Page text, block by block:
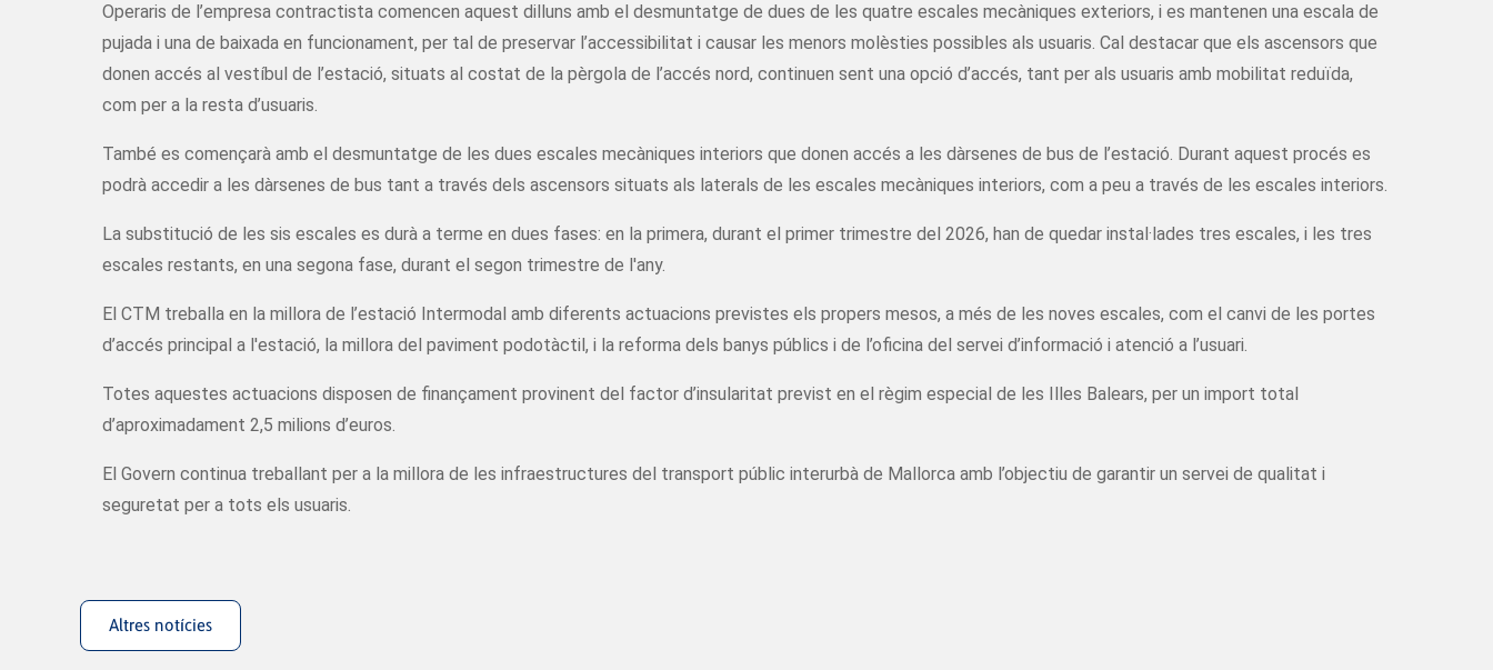
Operaris de l’empresa contractista comencen aquest dilluns amb el desmuntatge de dues de les quatre escales mecàniques exteriors, i es mantenen una escala de
pujada i una de baixada en funcionament, per tal de preservar l’accessibilitat i causar les menors molèsties possibles als usuaris. Cal destacar que els ascensors que
donen accés al vestíbul de l’estació, situats al costat de la pèrgola de l’accés nord, continuen sent una opció d’accés, tant per als usuaris amb mobilitat reduïda,
com per a la resta d’usuaris.
També es començarà amb el desmuntatge de les dues escales mecàniques interiors que donen accés a les dàrsenes de bus de l’estació. Durant aquest procés es
podrà accedir a les dàrsenes de bus tant a través dels ascensors situats als laterals de les escales mecàniques interiors, com a peu a través de les escales interiors.
La substitució de les sis escales es durà a terme en dues fases: en la primera, durant el primer trimestre del 2026, han de quedar instal·lades tres escales, i les tres
escales restants, en una segona fase, durant el segon trimestre de l'any.
El CTM treballa en la millora de l’estació Intermodal amb diferents actuacions previstes els propers mesos, a més de les noves escales, com el canvi de les portes
d’accés principal a l'estació, la millora del paviment podotàctil, i la reforma dels banys públics i de l’oficina del servei d’informació i atenció a l’usuari.
Totes aquestes actuacions disposen de finançament provinent del factor d’insularitat previst en el règim especial de les Illes Balears, per un import total
d’aproximadament 2,5 milions d’euros.
El Govern continua treballant per a la millora de les infraestructures del transport públic interurbà de Mallorca amb l’objectiu de garantir un servei de qualitat i
seguretat per a tots els usuaris.
Altres notícies